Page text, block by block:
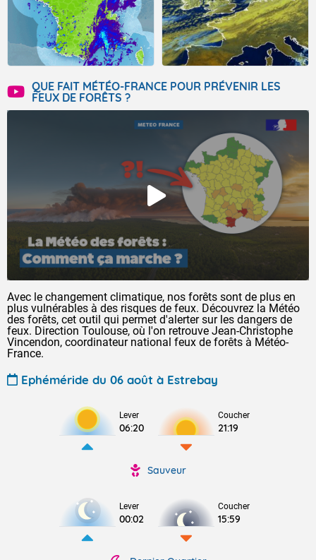
QUE FAIT MÉTÉO-FRANCE POUR PRÉVENIR LES
FEUX DE FORÊTS ?
Avec le changement climatique, nos forêts sont de plus en
plus vulnérables à des risques de feux. Découvrez la Météo
des forêts, cet outil qui permet d'alerter sur les dangers de
feux. Direction Toulouse, où l'on retrouve Jean-Christophe
Vincendon, coordinateur national feux de forêts à Météo-
France.
Ephéméride du 06 août à Estrebay
Lever
06:20
Coucher
21:19
Sauveur
Lever
00:02
Coucher
15:59